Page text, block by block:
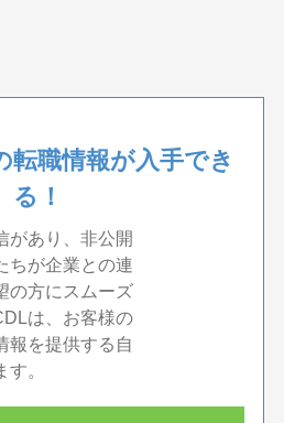
転職情報が入手でき
る！
があり、非公開
ちが企業との連
の方にスムーズ
は、お客様の
報を提供する自
。